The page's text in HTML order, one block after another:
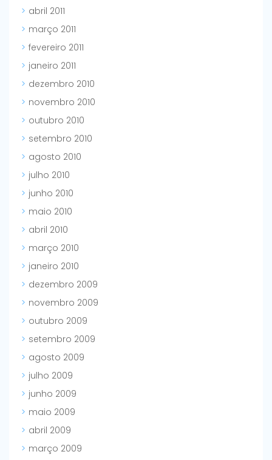
abril 2011
março 2011
fevereiro 2011
janeiro 2011
dezembro 2010
novembro 2010
outubro 2010
setembro 2010
agosto 2010
julho 2010
junho 2010
maio 2010
abril 2010
março 2010
janeiro 2010
dezembro 2009
novembro 2009
outubro 2009
setembro 2009
agosto 2009
julho 2009
junho 2009
maio 2009
abril 2009
março 2009